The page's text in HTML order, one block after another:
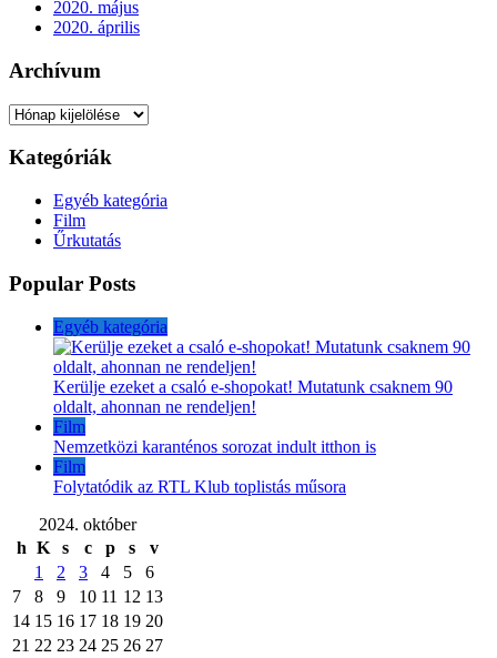
2020. május
2020. április
Archívum
Archívum
Kategóriák
Egyéb kategória
Film
Űrkutatás
Popular Posts
Egyéb kategória
Kerülje ezeket a csaló e-shopokat! Mutatunk csaknem 90
oldalt, ahonnan ne rendeljen!
Film
Nemzetközi karanténos sorozat indult itthon is
Film
Folytatódik az RTL Klub toplistás műsora
2024. október
h K s c p s
v
1
2 3 4 5
6
7
8 9 10 11 12 13
14 15 16 17 18 19 20
21 22 23 24 25 26 27